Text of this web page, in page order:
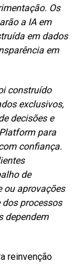
Os
a IA em
em dados
em
construído
exclusivos,
decisões e
para
confiança.
de
ou aprovações
processos
dependem
reinvenção